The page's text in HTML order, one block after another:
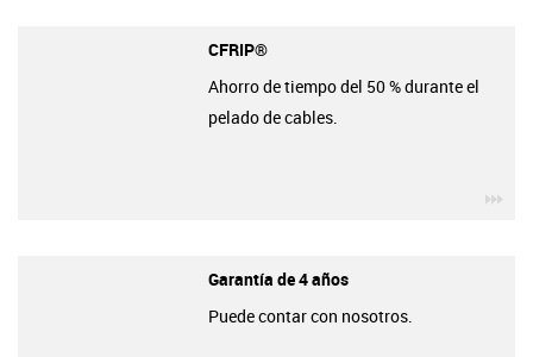
CFRIP®
Ahorro de tiempo del 50 % durante el
pelado de cables.
Garantía de 4 años
Puede contar con nosotros.